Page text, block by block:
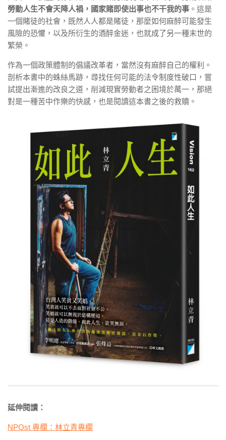
勞動人生不會天降人禍，國家賭即使出事也不干我的事 。這是
一個賭徒的社會，既然人人都是賭徒，那麼如何麻醉可能發生
風險的恐懼，以及所衍生的酒醉金迷，也就成了另一種末世的
繁榮。
作為一個政策體制的倡議改革者，當然沒有麻醉自己的權利。
剖析本書中的蛛絲馬跡，尋找任何可能的法令制度性破口，嘗
試提出漸進的改良之道，削減現實勞動者之困境於萬一，那絕
對是一種苦中作樂的快感，也是閱讀這本書之後的救贖。
延伸閱讀：
NPOst 專欄：林立青專欄